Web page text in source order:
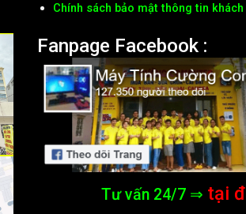
Chính sách bảo mật thông tin khách
Fanpage Facebook :
Tư vấn 24/7 ⇒ tại